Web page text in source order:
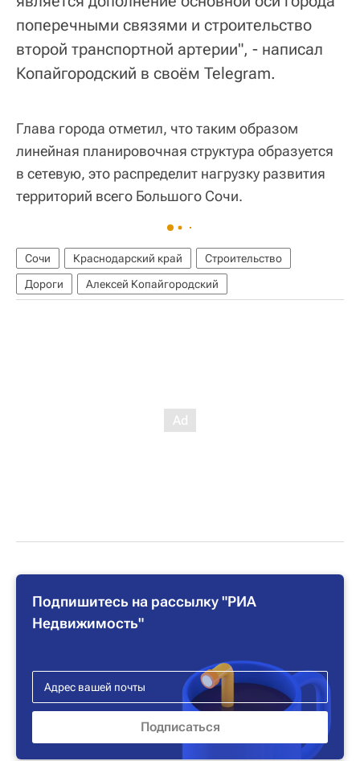
поперечными связями и строительство
второй транспортной артерии", - написал
Копайгородский в своём Telegram.
Глава города отметил, что таким образом
линейная планировочная структура образуется
в сетевую, это распределит нагрузку развития
территорий всего Большого Сочи.
Сочи Краснодарский край
Строительство
Дороги
Алексей Копайгородский
Подпишитесь на рассылку "РИА
Недвижимость"